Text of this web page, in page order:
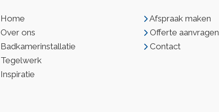
Home
Over ons
Badkamerinstallatie
Tegelwerk
Inspiratie
Afspraak maken
Offerte aanvragen
Contact